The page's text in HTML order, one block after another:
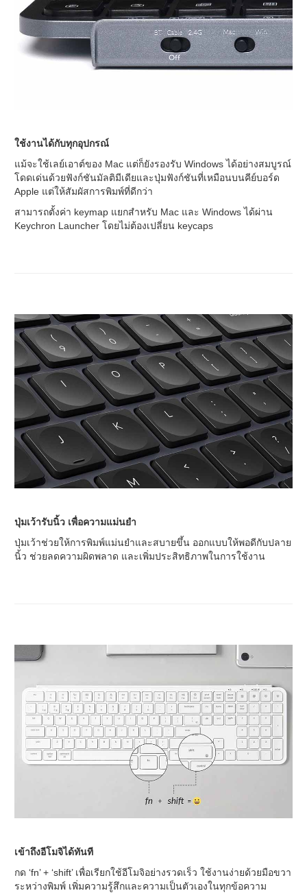
ใช้งานได้กับทุกอุปกรณ์
แม้จะใช้เลย์เอาต์ของ Mac แต่ก็ยังรองรับ Windows ได้อย่างสมบูรณ์
โดดเด่นด้วยฟังก์ชันมัลติมีเดียและปุ่มฟังก์ชันที่เหมือนบนคีย์บอร์ด
Apple แต่ให้สัมผัสการพิมพ์ที่ดีกว่า
สามารถตั้งค่า keymap แยกสำหรับ Mac และ Windows ได้ผ่าน
Keychron Launcher โดยไม่ต้องเปลี่ยน keycaps
ปุ่มเว้ารับนิ้ว เพื่อความแม่นยำ
ปุ่มเว้าช่วยให้การพิมพ์แม่นยำและสบายขึ้น ออกแบบให้พอดีกับปลาย
นิ้ว ช่วยลดความผิดพลาด และเพิ่มประสิทธิภาพในการใช้งาน
เข้าถึงอีโมจิได้ทันที
กด ‘fn’ + ‘shift’ เพื่อเรียกใช้อีโมจิอย่างรวดเร็ว ใช้งานง่ายด้วยมือขวา
ระหว่างพิมพ์ เพิ่มความรู้สึกและความเป็นตัวเองในทุกข้อความ